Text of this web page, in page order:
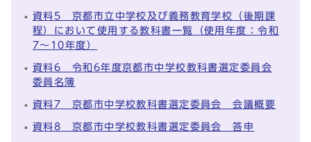
資料5 京都市立中学校及び義務教育学校（後期課
程）において使用する教科書一覧（使用年度：令和
7～10年度）
資料6 令和6年度京都市中学校教科書選定委員会
委員名簿
資料7 京都市中学校教科書選定委員会 会議概要
資料8 京都市中学校教科書選定委員会 答申